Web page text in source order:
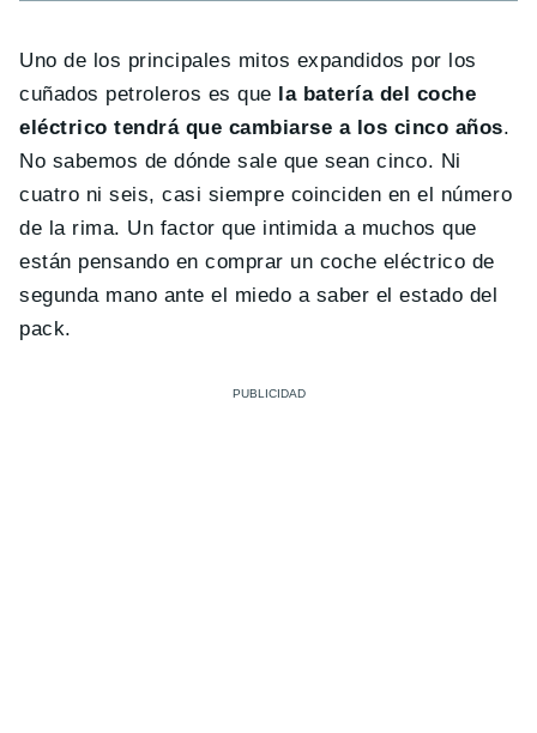
Uno de los principales mitos expandidos por los
cuñados petroleros es que la batería del coche
eléctrico tendrá que cambiarse a los cinco años.
No sabemos de dónde sale que sean cinco. Ni
cuatro ni seis, casi siempre coinciden en el número
de la rima. Un factor que intimida a muchos que
están pensando en comprar un coche eléctrico de
segunda mano ante el miedo a saber el estado del
pack.